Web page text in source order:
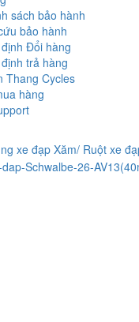
sách bảo hành
bảo hành
Đổi hàng
trả hàng
Thang Cycles
hàng
xe đạpXăm/ Ruột xe